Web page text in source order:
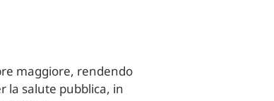
maggiore, rendendo
la salute pubblica, in